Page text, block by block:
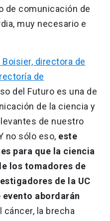
de comunicación de
muy necesario e
Boisier, directora de
de
del Futuro es una de
de la ciencia y
de nuestro
no sólo eso, este
para que la ciencia
los tomadores de
de la UC
abordarán
cáncer, la brecha